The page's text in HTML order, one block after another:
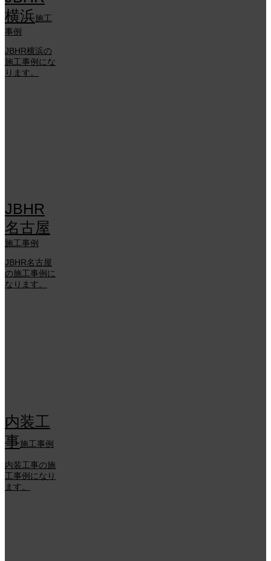
横浜施工
事例
JBHR横浜の
施工事例にな
ります。
JBHR
名古屋
施工事例
JBHR名古屋
の施工事例に
なります。
内装工
事施工事例
内装工事の施
工事例になり
ます。